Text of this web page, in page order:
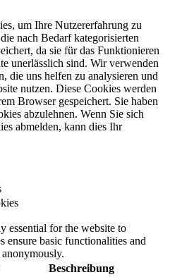
um Ihre Nutzererfahrung zu
nach Bedarf kategorisierten
da sie für das Funktionieren
unerlässlich sind. Wir verwenden
die uns helfen zu analysieren und
nutzen. Diese Cookies werden
Browser gespeichert. Sie haben
abzulehnen. Wenn Sie sich
abmelden, kann dies Ihr
essential for the website to
ensure basic functionalities and
Beschreibung